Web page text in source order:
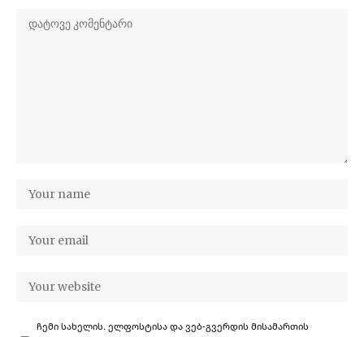
ჩემი სახელის. ელფოსტისა და ვებ-გვერდის მისამართის